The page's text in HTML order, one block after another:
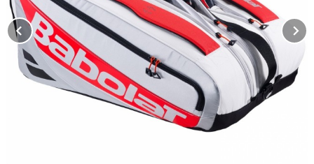
Prev